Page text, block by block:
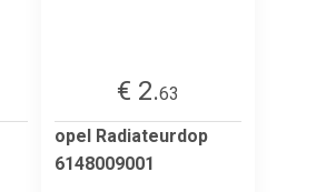
€ 2.63
opel Radiateurdop
6148009001